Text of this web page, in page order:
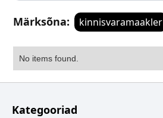
Märksõna: kinnisvaramaakler
No items found.
Kategooriad